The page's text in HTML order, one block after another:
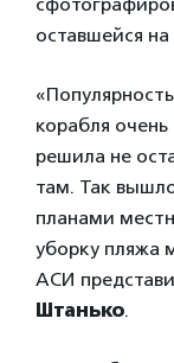
оставшейся
корабля
решила не
там. Так
планами
уборку пляжа
АСИ
Штанько.